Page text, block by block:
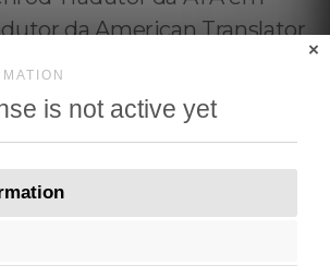
is not active yet
×